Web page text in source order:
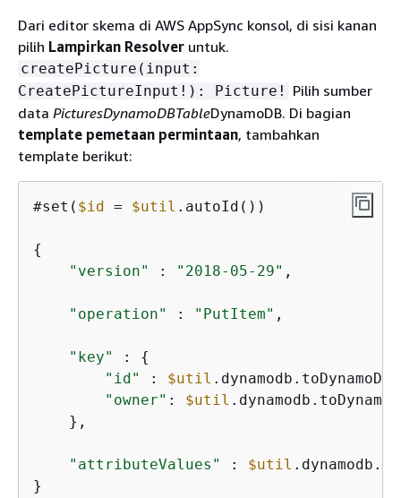
Dari editor skema di AWS AppSync konsol, di sisi kanan
pilih Lampirkan Resolver untuk.
createPicture(input:
CreatePictureInput!): Picture!
Pilih sumber
data PicturesDynamoDBTableDynamoDB. Di bagian
template pemetaan permintaan, tambahkan
template berikut:
#set( $id = $util .autoId())
{
"version"
: "2018-05-29" ,
"operation" : "PutItem" ,
"key" : {
"id"
: $util
"owner" : $util
    },
"attributeValues" : $util
}